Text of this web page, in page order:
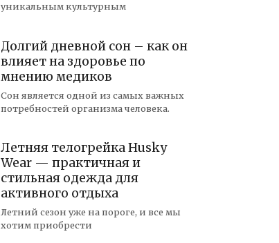
уникальным культурным
Долгий дневной сон – как он
влияет на здоровье по
мнению медиков
Сон является одной из самых важных
потребностей организма человека.
Летняя телогрейка Husky
Wear — практичная и
стильная одежда для
активного отдыха
Летний сезон уже на пороге, и все мы
хотим приобрести